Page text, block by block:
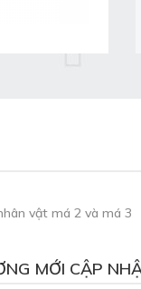
vật má 2 và má 3
MỚI CẬP